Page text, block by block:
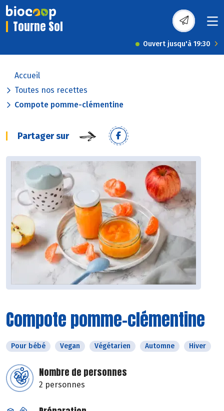
Tourne Sol
Ouvert jusqu'à 19:30
Accueil
Toutes nos recettes
Compote pomme-clémentine
Partager sur
Compote pomme-clémentine
Pour bébé Vegan Végétarien Automne Hiver
Nombre de personnes
2 personnes